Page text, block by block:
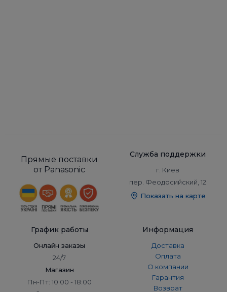
Прямые поставки
от Panasonic
Служба поддержки
г. Киев
пер. Феодосийский, 12
Показать на карте
График работы
Онлайн заказы
24/7
Магазин
Пн-Пт: 10:00 - 18:00
Информация
Доставка
Оплата
О компании
Гарантия
Возврат